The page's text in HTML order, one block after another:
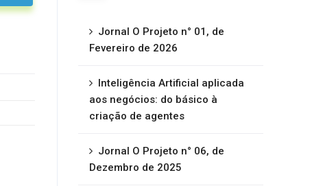
Jornal O Projeto n° 01, de
Fevereiro de 2026
Inteligência Artificial aplicada
aos negócios: do básico à
criação de agentes
Jornal O Projeto n° 06, de
Dezembro de 2025